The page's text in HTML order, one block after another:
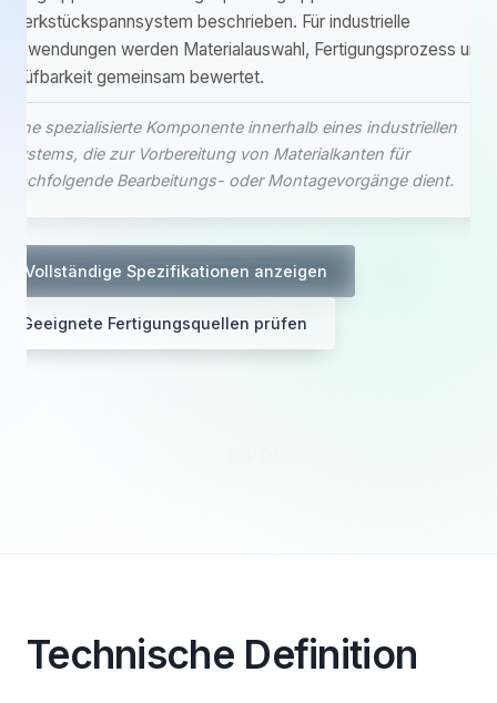
Werkstückspannsystem beschrieben. Für industrielle
Anwendungen werden Materialauswahl, Fertigungsprozess und
Prüfbarkeit gemeinsam bewertet.
Eine spezialisierte Komponente innerhalb eines industriellen
Systems, die zur Vorbereitung von Materialkanten für
nachfolgende Bearbeitungs- oder Montagevorgänge dient.
Vollständige Spezifikationen anzeigen
Geeignete Fertigungsquellen prüfen
Technische Definition